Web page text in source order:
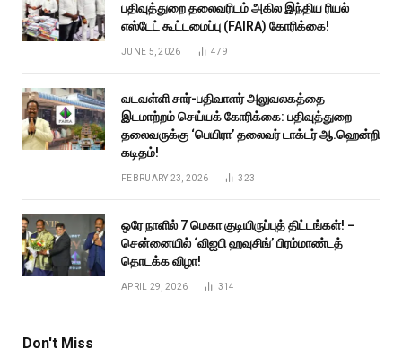
பதிவுத்துறை தலைவரிடம் அகில இந்திய ரியல்
எஸ்டேட் கூட்டமைப்பு (FAIRA) கோரிக்கை!
JUNE 5, 2026 479
வடவள்ளி சார்-பதிவாளர் அலுவலகத்தை
இடமாற்றம் செய்யக் கோரிக்கை: பதிவுத்துறை
தலைவருக்கு ‘பெயிரா’ தலைவர் டாக்டர் ஆ.ஹென்றி
கடிதம்!
FEBRUARY 23, 2026 323
ஒரே நாளில் 7 மெகா குடியிருப்புத் திட்டங்கள்! –
சென்னையில் ‘விஐபி ஹவுசிங்’ பிரம்மாண்டத்
தொடக்க விழா!
APRIL 29, 2026 314
Don't Miss